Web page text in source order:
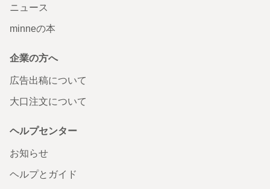
ニュース
minneの本
企業の方へ
広告出稿について
大口注文について
ヘルプセンター
お知らせ
ヘルプとガイド